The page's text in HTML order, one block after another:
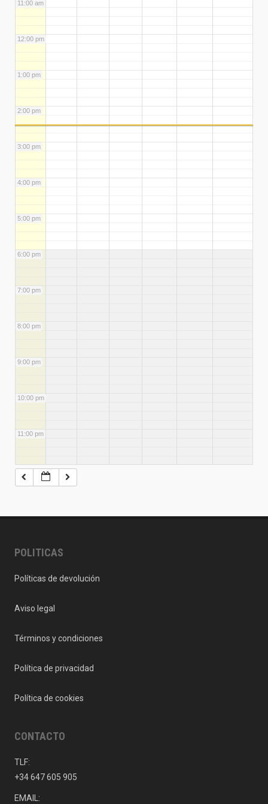
11:00 am
12:00 pm
1:00 pm
2:00 pm
3:00 pm
4:00 pm
5:00 pm
6:00 pm
7:00 pm
8:00 pm
9:00 pm
10:00 pm
11:00 pm
POLITICAS
Políticas de devolución
Aviso legal
Términos y condiciones
Política de privacidad
Política de cookies
CONTACTO
TLF:
+34 647 605 905
EMAIL: